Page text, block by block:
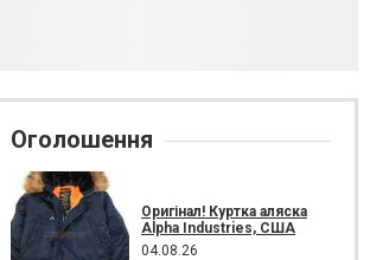
Оголошення
Оригінал! Куртка аляска
Alpha Industries, США
04.08.26